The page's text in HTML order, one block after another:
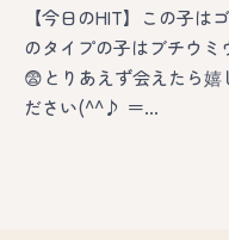
【今日のHIT】この子は
のタイプの子はブチウ
😨とりあえず会えたら嬉
ださい(^^♪ ＝…